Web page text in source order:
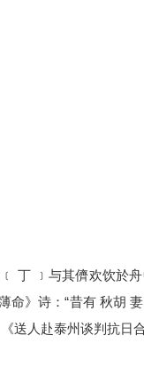
丁 ﹞与其儕欢饮
命》诗：“昔有 秋胡
送人赴泰州谈判抗日